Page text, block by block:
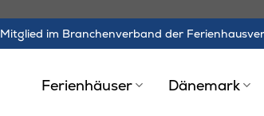
Mitglied im Branchenverband der
Ferienhäuser Dänemark